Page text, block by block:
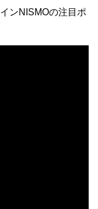
ンNISMOの注目ポ